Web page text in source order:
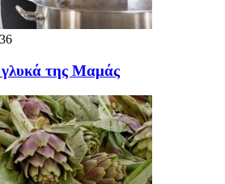
της Μαμάς